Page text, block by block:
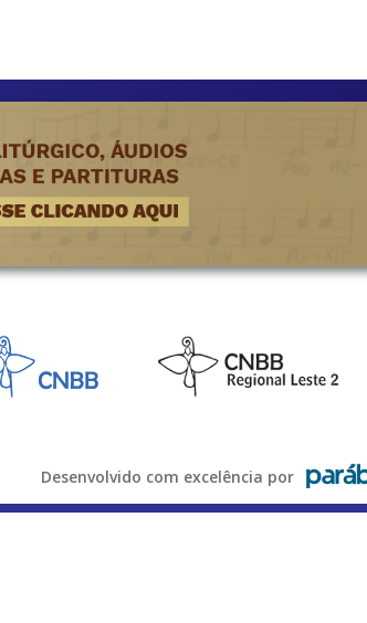
Desenvolvido com excelência por